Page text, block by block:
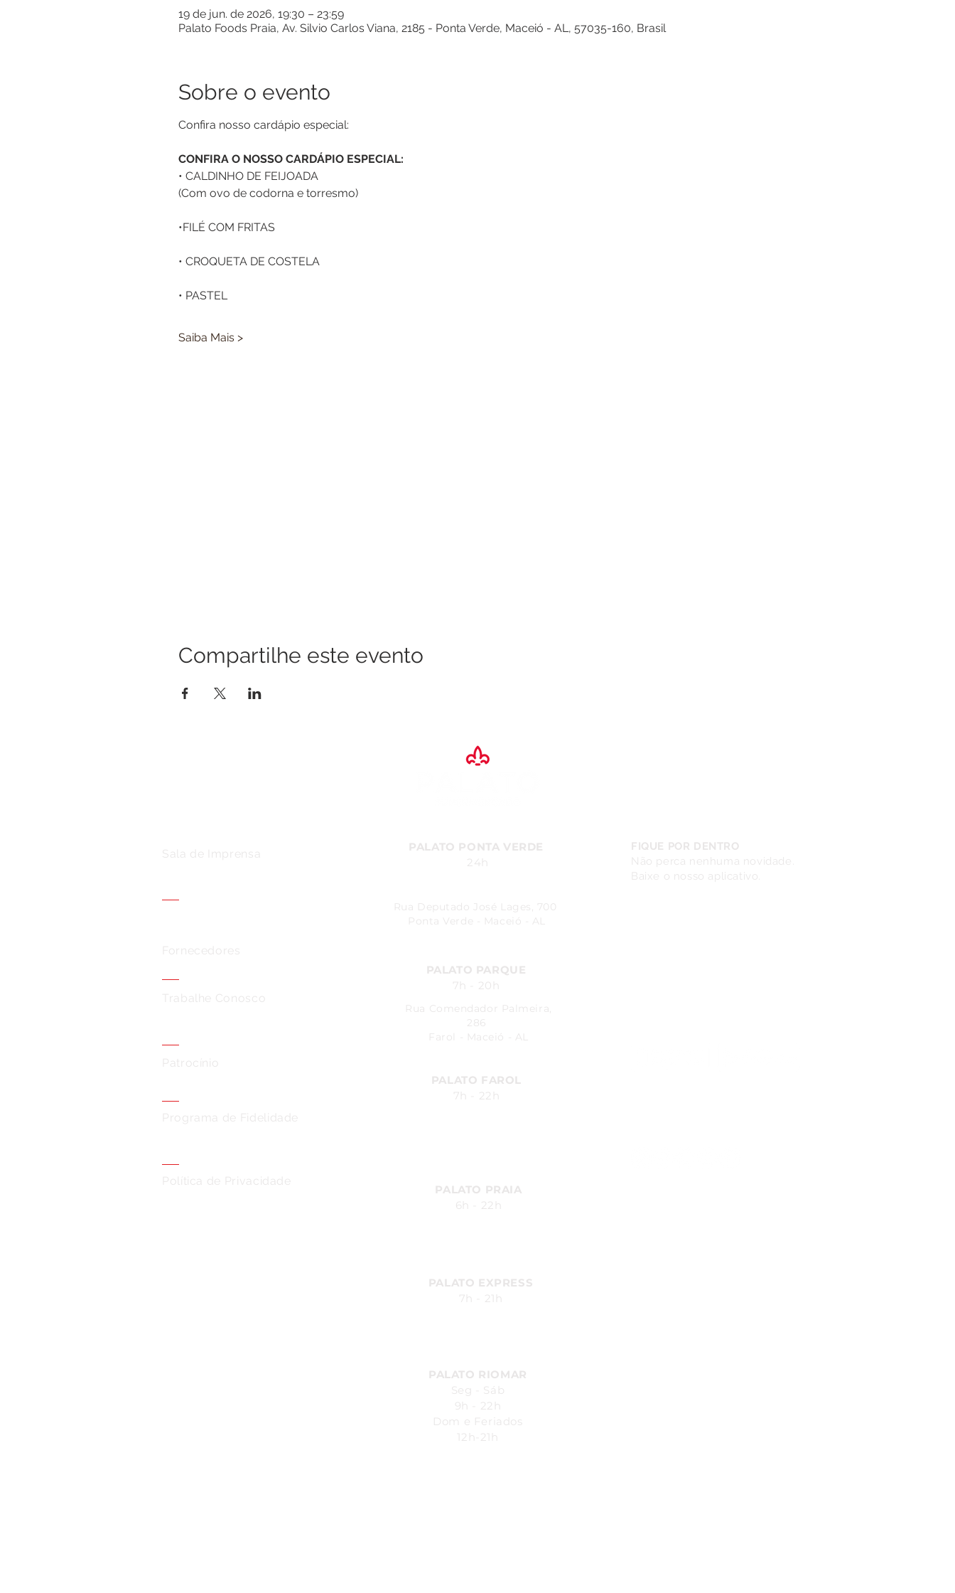
19 de jun. de 2026, 19:30 – 23:59
Palato Foods Praia, Av. Silvio Carlos Viana, 2185 - Ponta Verde, Maceió - AL, 57035-160, Brasil
Sobre o evento
Confira nosso cardápio especial:
CONFIRA O NOSSO CARDÁPIO ESPECIAL:
• CALDINHO DE FEIJOADA
(Com ovo de codorna e torresmo)
•FILÉ COM FRITAS
• CROQUETA DE COSTELA
• PASTEL
Saiba Mais >
Compartilhe este evento
Sala de Imprensa
PALATO PONTA VERDE
24h
FIQUE POR DENTRO
Não perca nenhuma novidade.
Baixe o nosso aplicativo.
Rua Deputado José Lages, 700
Ponta Verde - Maceió - AL
Fornecedores
Trabalhe Conosco
PALATO PARQUE
7h - 20h
Rua Comendador Palmeira,
286
Farol - Maceió - AL
Patrocínio
Programa de Fidelidade
PALATO FAROL
7h - 22h
Política de Privacidade
PALATO PRAIA
6h - 22h
PALATO EXPRESS
7h - 21h
PALATO RIOMAR
Seg - Sáb
9h - 22h
Dom e Feriados
12h-21h